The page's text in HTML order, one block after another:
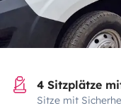
4 Sitzplätze
Sitze mit